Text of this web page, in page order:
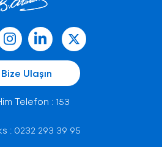
Bize Ulaşın
Telefon : 153
: 0232 293 39 95